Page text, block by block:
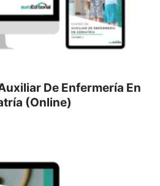
De Enfermería En
(Online)